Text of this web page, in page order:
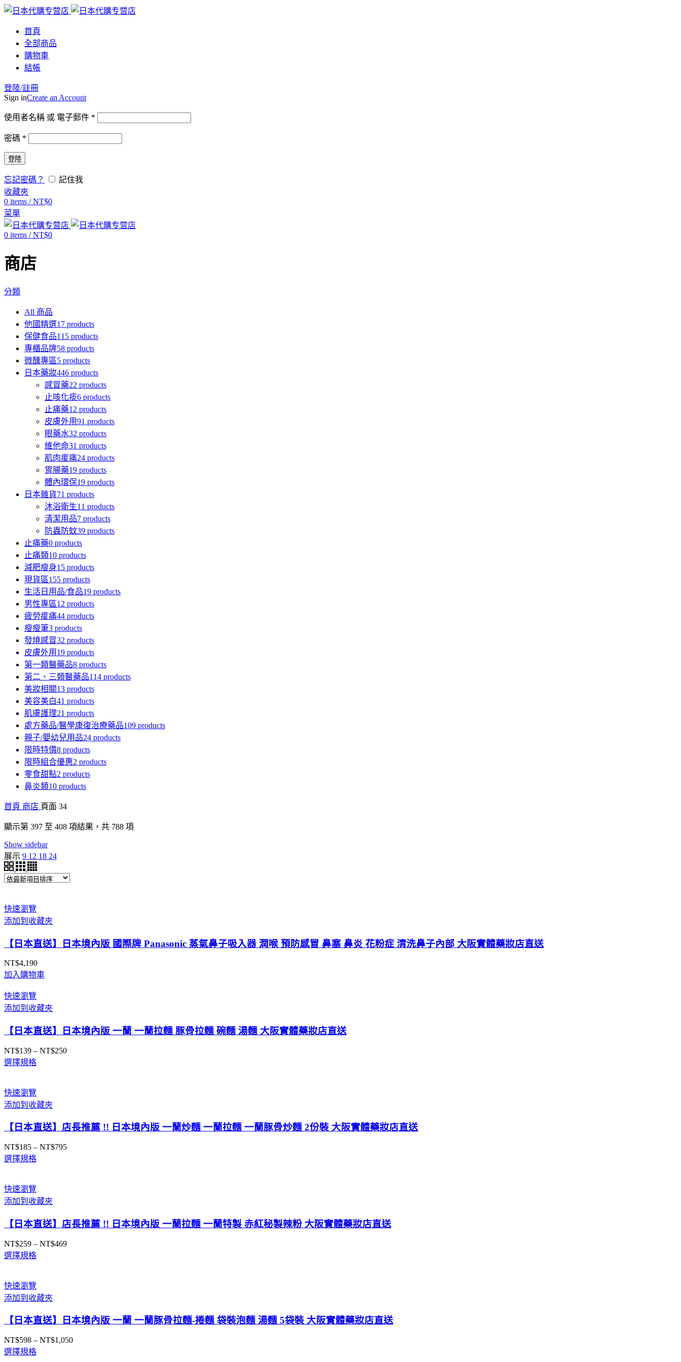
首頁
全部商品
購物車
結帳
登陸/註冊
Sign inCreate an Account
使用者名稱 或 電子郵件 *
密碼 *
登陸
忘記密碼？
記住我
收藏夾
0 items / NT$0
菜單
0 items / NT$0
商店
分類
All 商品
他國精選17 products
保健食品115 products
專櫃品牌58 products
微醺專區5 products
日本藥妝446 products
感冒藥22 products
止咳化痰6 products
止痛藥12 products
皮膚外用91 products
眼藥水32 products
維他命31 products
肌肉痠痛24 products
胃腸藥19 products
體內環保19 products
日本雜貨71 products
沐浴衛生11 products
清潔用品7 products
防蟲防蚊39 products
止痛藥0 products
止痛類10 products
減肥瘦身15 products
現貨區155 products
生活日用品/食品19 products
男性專區12 products
疲勞痠痛44 products
瘦瘦筆3 products
發燒感冒32 products
皮膚外用 19 products
第一類醫藥品8 products
第二、三類醫藥品114 products
美妝相關13 products
美容美白41 products
肌膚護理21 products
處方藥品/醫學康復治療藥品109 products
親子/嬰幼兒用品24 products
限時特價8 products
限時組合優惠2 products
零食甜點2 products
鼻炎類10 products
首頁 商店 頁面 34
顯示第 397 至 408 項結果，共 788 項依
Show sidebar
展示 9 12 18 24
快速瀏覽
添加到收藏夾
【日本直送】日本境內版 國際牌 Panasonic 蒸氣鼻子吸入器 潤喉 預防感冒 鼻塞 鼻炎 花粉症 清洗鼻子內部 大阪實體藥妝店直送
NT$4,190
加入購物車
快速瀏覽
添加到收藏夾
【日本直送】日本境內版 一蘭 一蘭拉麵 豚骨拉麵 碗麵 湯麵 大阪實體藥妝店直送
NT$139 – NT$250價
NT$250
選擇規格
快速瀏覽
添加到收藏夾
【日本直送】店長推薦 !! 日本境內版 一蘭炒麵 一蘭拉麵 一蘭豚骨炒麵 2份裝 大阪實體藥妝店直送
NT$185 – NT$795價
選擇規格
快速瀏覽
添加到收藏夾
【日本直送】店長推薦 !! 日本境內版 一蘭拉麵 一蘭特製 赤紅秘製辣粉 大阪實體藥妝店直送
NT$259 – NT$469價
NT$469
選擇規格
快速瀏覽
添加到收藏夾
【日本直送】日本境內版 一蘭 一蘭豚骨拉麵-捲麵 袋裝泡麵 湯麵 5袋裝 大阪實體藥妝店直送
NT$598 – NT$1,050價
選擇規格